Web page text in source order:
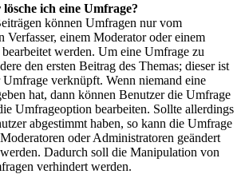
ich eine Umfrage?
können Umfragen nur vom
Verfasser, einem Moderator oder einem
werden. Um eine Umfrage zu
den ersten Beitrag des Themas; dieser ist
verknüpft. Wenn niemand eine
hat, dann können Benutzer die Umfrage
Umfrageoption bearbeiten. Sollte allerdings
abgestimmt haben, so kann die Umfrage
oder Administratoren geändert
Dadurch soll die Manipulation von
verhindert werden.